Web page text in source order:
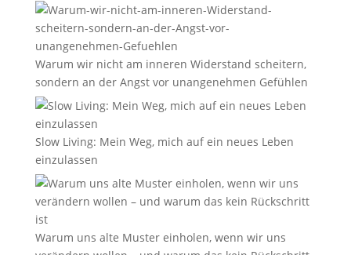
Warum wir nicht am inneren Widerstand scheitern,
sondern an der Angst vor unangenehmen Gefühlen
Slow Living: Mein Weg, mich auf ein neues Leben
einzulassen
Warum uns alte Muster einholen, wenn wir uns